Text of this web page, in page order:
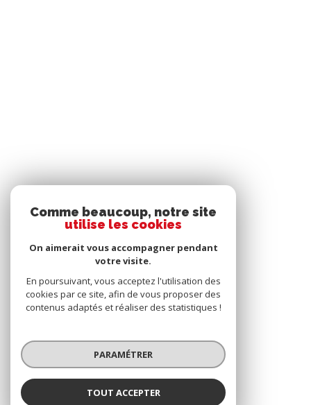
Comme beaucoup, notre site
utilise les cookies
On aimerait vous accompagner pendant
votre visite.
En poursuivant, vous acceptez l'utilisation des
cookies par ce site, afin de vous proposer des
contenus adaptés et réaliser des statistiques !
PARAMÉTRER
TOUT ACCEPTER